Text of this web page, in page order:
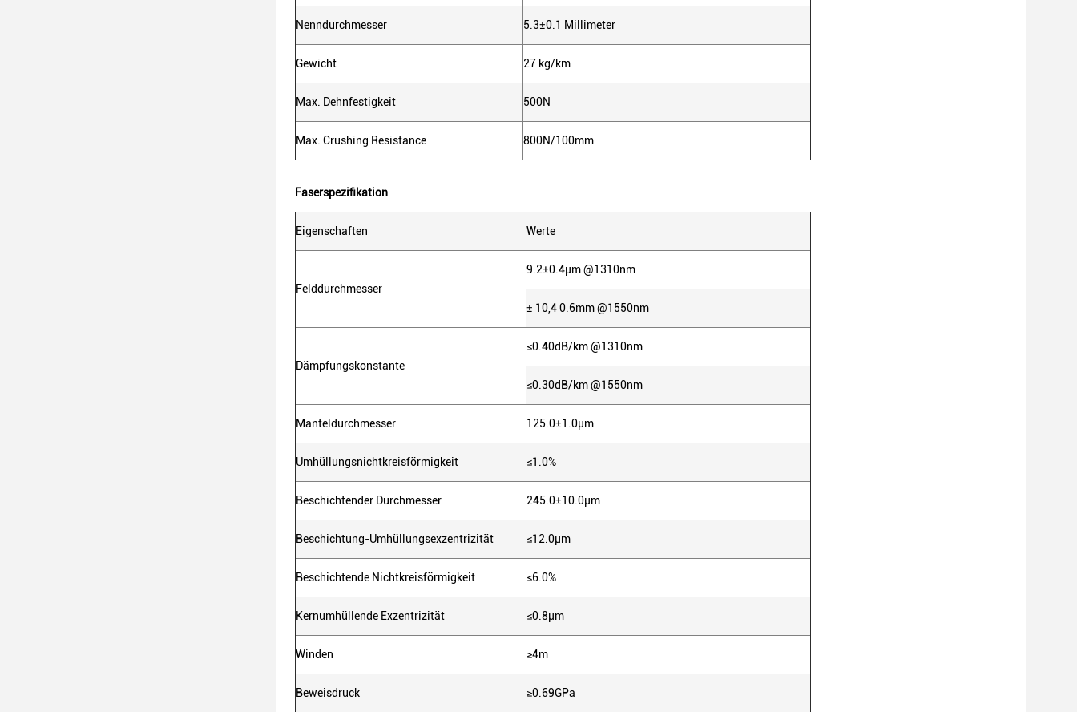
Nenndurchmesser 5.3±0.1 Millimeter
Gewicht 27 kg/km
Max. Dehnfestigkeit 500N
Max. Crushing Resistance 800N/100mm
Faserspezifikation
Eigenschaften Werte
Felddurchmesser
9.2±0.4µm @1310nm
± 10,4 0.6mm @1550nm
Dämpfungskonstante
≤0.40dB/km @1310nm
≤0.30dB/km @1550nm
Manteldurchmesser 125.0±1.0µm
Umhüllungsnichtkreisförmigkeit ≤1.0%
Beschichtender Durchmesser 245.0±10.0µm
Beschichtung-Umhüllungsexzentrizität ≤12.0µm
Beschichtende Nichtkreisförmigkeit ≤6.0%
Kernumhüllende Exzentrizität ≤0.8µm
Winden ≥4m
Beweisdruck ≥0.69GPa